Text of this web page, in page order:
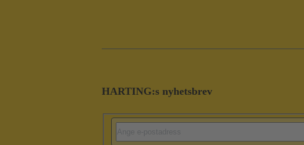
HARTING:s nyhetsbrev